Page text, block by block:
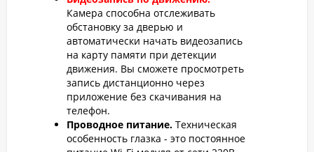
Камера способна отслеживать
обстановку за дверью и
автоматически начать видеозапись
на карту памяти при детекции
движения. Вы сможете просмотреть
запись дистанционно через
приложение без скачивания на
телефон.
Проводное питание. Техническая
особенность глазка - это постоянное